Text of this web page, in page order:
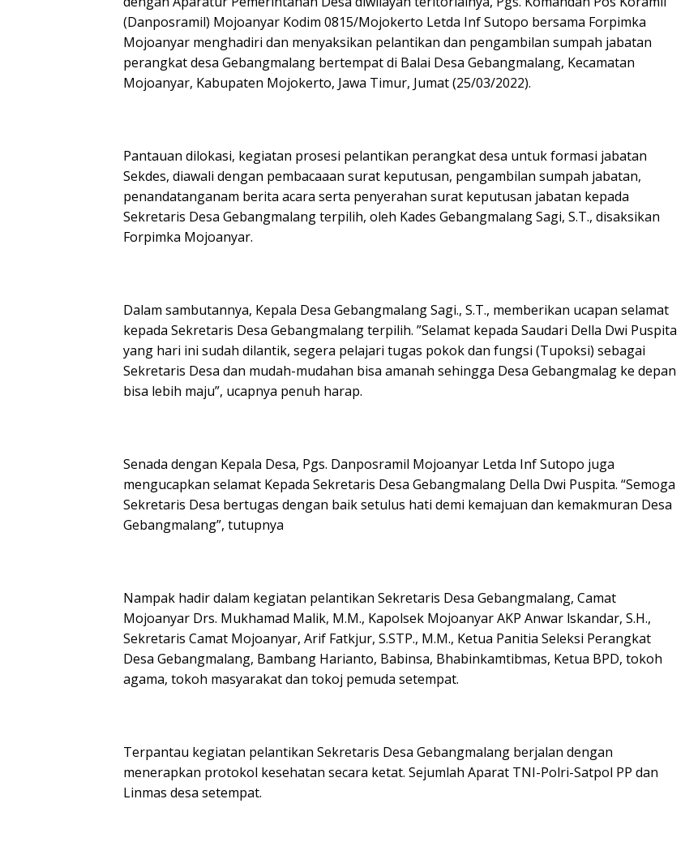
(Danposramil) Mojoanyar Kodim 0815/Mojokerto Letda Inf Sutopo bersama Forpimka
Mojoanyar menghadiri dan menyaksikan pelantikan dan pengambilan sumpah jabatan
perangkat desa Gebangmalang bertempat di Balai Desa Gebangmalang, Kecamatan
Mojoanyar, Kabupaten Mojokerto, Jawa Timur, Jumat (25/03/2022).
Pantauan dilokasi, kegiatan prosesi pelantikan perangkat desa untuk formasi jabatan
Sekdes, diawali dengan pembacaaan surat keputusan, pengambilan sumpah jabatan,
penandatanganam berita acara serta penyerahan surat keputusan jabatan kepada
Sekretaris Desa Gebangmalang terpilih, oleh Kades Gebangmalang Sagi, S.T., disaksikan
Forpimka Mojoanyar.
Dalam sambutannya, Kepala Desa Gebangmalang Sagi., S.T., memberikan ucapan selamat
kepada Sekretaris Desa Gebangmalang terpilih. ”Selamat kepada Saudari Della Dwi Puspita
yang hari ini sudah dilantik, segera pelajari tugas pokok dan fungsi (Tupoksi) sebagai
Sekretaris Desa dan mudah-mudahan bisa amanah sehingga Desa Gebangmalag ke depan
bisa lebih maju”, ucapnya penuh harap.
Senada dengan Kepala Desa, Pgs. Danposramil Mojoanyar Letda Inf Sutopo juga
mengucapkan selamat Kepada Sekretaris Desa Gebangmalang Della Dwi Puspita. “Semoga
Sekretaris Desa bertugas dengan baik setulus hati demi kemajuan dan kemakmuran Desa
Gebangmalang”, tutupnya
Nampak hadir dalam kegiatan pelantikan Sekretaris Desa Gebangmalang, Camat
Mojoanyar Drs. Mukhamad Malik, M.M., Kapolsek Mojoanyar AKP Anwar lskandar, S.H.,
Sekretaris Camat Mojoanyar, Arif Fatkjur, S.STP., M.M., Ketua Panitia Seleksi Perangkat
Desa Gebangmalang, Bambang Harianto, Babinsa, Bhabinkamtibmas, Ketua BPD, tokoh
agama, tokoh masyarakat dan tokoj pemuda setempat.
Terpantau kegiatan pelantikan Sekretaris Desa Gebangmalang berjalan dengan
menerapkan protokol kesehatan secara ketat. Sejumlah Aparat TNI-Polri-Satpol PP dan
Linmas desa setempat.